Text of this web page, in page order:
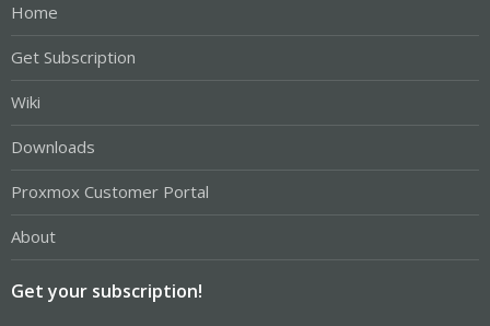
Home
Get Subscription
Wiki
Downloads
Proxmox Customer Portal
About
Get your subscription!